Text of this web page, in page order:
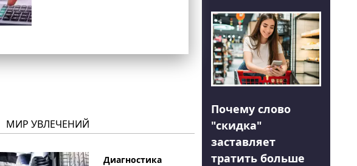
МИР УВЛЕЧЕНИЙ
Диагностика
Почему слово
"скидка"
заставляет
тратить больше